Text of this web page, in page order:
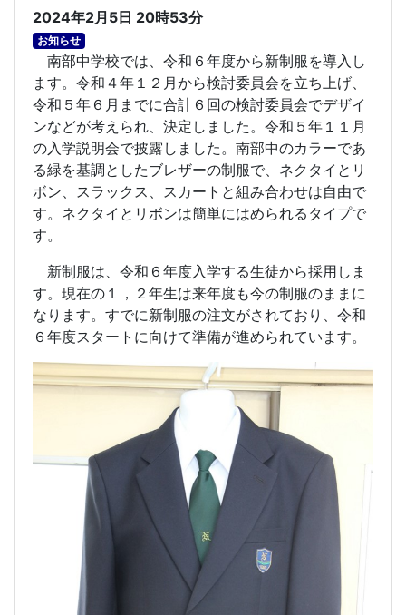
2024年2月5日 20時53分
お知らせ
南部中学校では、令和６年度から新制服を導入し
ます。令和４年１２月から検討委員会を立ち上げ、
令和５年６月までに合計６回の検討委員会でデザイ
ンなどが考えられ、決定しました。令和５年１１月
の入学説明会で披露しました。南部中のカラーであ
る緑を基調としたブレザーの制服で、ネクタイとリ
ボン、スラックス、スカートと組み合わせは自由で
す。ネクタイとリボンは簡単にはめられるタイプで
す。
新制服は、令和６年度入学する生徒から採用しま
す。現在の１，２年生は来年度も今の制服のままに
なります。すでに新制服の注文がされており、令和
６年度スタートに向けて準備が進められています。